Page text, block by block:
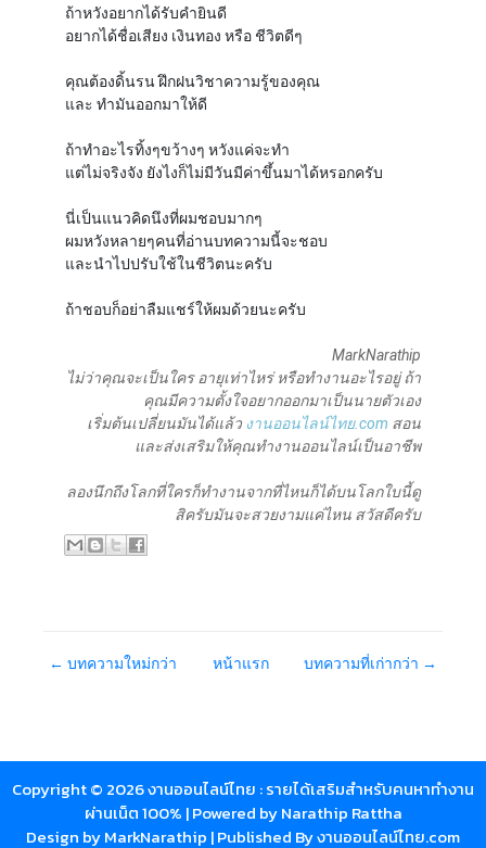
ถ้าหวังอยากได้รับคำยินดี
อยากได้ชื่อเสียง เงินทอง หรือ ชีวิตดีๆ
คุณต้องดิ้นรน ฝึกฝนวิชาความรู้ของคุณ
และ ทำมันออกมาให้ดี
ถ้าทำอะไรทิ้งๆขว้างๆ หวังแค่จะทำ
แต่ไม่จริงจัง ยังไงก็ไม่มีวันมีค่าขึ้นมาได้หรอกครับ
นี่เป็นแนวคิดนึงที่ผมชอบมากๆ
ผมหวังหลายๆคนที่อ่านบทความนี้จะชอบ
และนำไปปรับใช้ในชีวิตนะครับ
ถ้าชอบก็อย่าลืมแชร์ให้ผมด้วยนะครับ
MarkNarathip
ไม่ว่าคุณจะเป็นใคร อายุเท่าไหร่ หรือทำงานอะไรอยู่ ถ้า
คุณมีความตั้งใจอยากออกมาเป็นนายตัวเอง
เริ่มต้นเปลี่ยนมันได้แล้ว งานออนไลน์ไทย.com สอน
และส่งเสริมให้คุณทำงานออนไลน์เป็นอาชีพ
ลองนึกถึงโลกที่ใครก็ทำงานจากที่ไหนก็ได้บนโลกใบนี้ดู
สิครับมันจะสวยงามแค่ไหน สวัสดีครับ
← บทความใหม่กว่า บทความที่เก่ากว่า →
หน้าแรก
Copyright © 2026งานออนไลน์ไทย : รายได้เสริมสำหรับคนหาทำงาน
ผ่านเน็ต 100% | Powered byNarathip Rattha
Design byMarkNarathip | Published Byงานออนไลน์ไทย.com